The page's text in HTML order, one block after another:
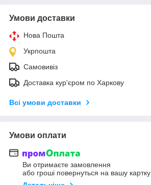
Умови доставки
Нова Пошта
Укрпошта
Самовивіз
Доставка кур'єром по Харкову
Всі умови доставки
Умови оплати
Ви отримаєте замовлення
або гроші повернуться на вашу картку